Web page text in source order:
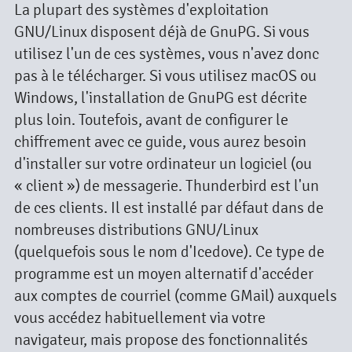
La plupart des systèmes d'exploitation
GNU/Linux disposent déjà de GnuPG. Si vous
utilisez l'un de ces systèmes, vous n'avez donc
pas à le télécharger. Si vous utilisez macOS ou
Windows, l'installation de GnuPG est décrite
plus loin. Toutefois, avant de configurer le
chiffrement avec ce guide, vous aurez besoin
d'installer sur votre ordinateur un logiciel (ou
« client ») de messagerie. Thunderbird est l'un
de ces clients. Il est installé par défaut dans de
nombreuses distributions GNU/Linux
(quelquefois sous le nom d'Icedove). Ce type de
programme est un moyen alternatif d'accéder
aux comptes de courriel (comme GMail) auxquels
vous accédez habituellement via votre
navigateur, mais propose des fonctionnalités